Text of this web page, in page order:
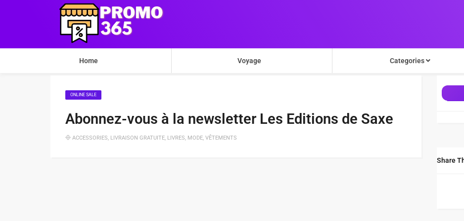
Home Voyage Categories
ONLINE SALE
Abonnez-vous à la newsletter Les Editions de Saxe
ACCESSORIES, LIVRAISON GRATUITE, LIVRES, MODE, VÊTEMENTS
Share